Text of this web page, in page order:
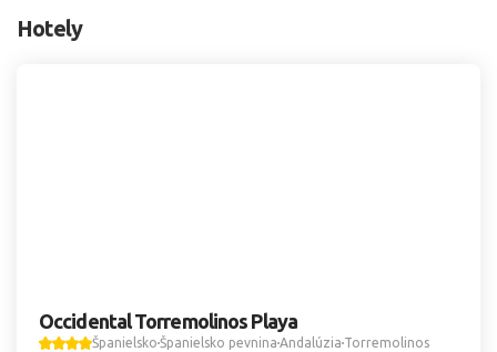
Hotely
Occidental Torremolinos Playa
Španielsko Španielsko pevnina Andalúzia Torremolinos